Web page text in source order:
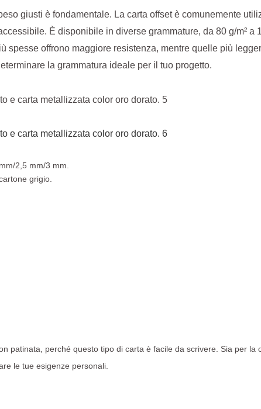
giusti è fondamentale. La carta offset è comunemente
È disponibile in diverse grammature, da 80 g/m² a
spesse offrono maggiore resistenza, mentre quelle più
la grammatura ideale per il tuo progetto.
2,5 mm/3 mm.
grigio.
patinata, perché questo tipo di carta è facile da scrivere. Sia per la
le tue esigenze personali.